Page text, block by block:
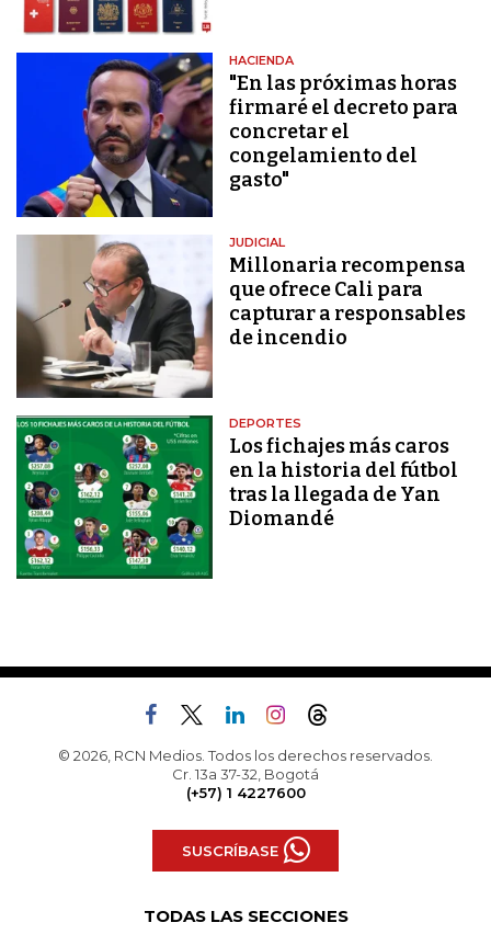
HACIENDA
"En las próximas horas
firmaré el decreto para
concretar el
congelamiento del
gasto"
JUDICIAL
Millonaria recompensa
que ofrece Cali para
capturar a responsables
de incendio
DEPORTES
Los fichajes más caros
en la historia del fútbol
tras la llegada de Yan
Diomandé
© 2026, RCN Medios. Todos los derechos reservados.
Cr. 13a 37-32, Bogotá
(+57) 1 4227600
SUSCRÍBASE
TODAS LAS SECCIONES